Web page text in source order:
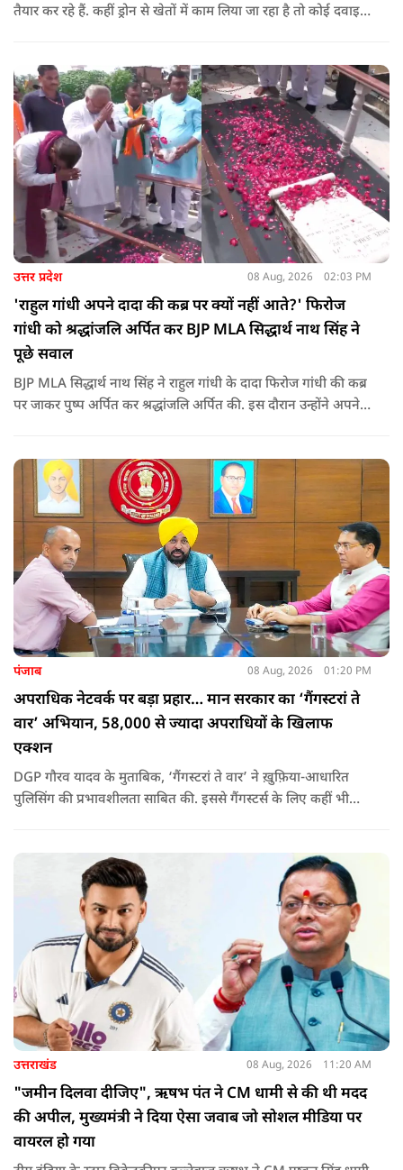
तैयार कर रहे हैं. कहीं ड्रोन से खेतों में काम लिया जा रहा है तो कोई दवाइयां
उत्तर प्रदेश 08 Aug, 2026 02:03 PM
'राहुल गांधी अपने दादा की कब्र पर क्यों नहीं आते?' फिरोज
गांधी को श्रद्धांजलि अर्पित कर BJP MLA सिद्धार्थ नाथ सिंह ने
पूछे सवाल
BJP MLA सिद्धार्थ नाथ सिंह ने राहुल गांधी के दादा फिरोज गांधी की कब्र
पर जाकर पुष्प अर्पित कर श्रद्धांजलि अर्पित की. इस दौरान उन्होंने अपने
कि वह भविष्य में क्या करें.
पंजाब 08 Aug, 2026 01:20 PM
अपराधिक नेटवर्क पर बड़ा प्रहार… मान सरकार का ‘गैंगस्टरां ते
वार’ अभियान, 58,000 से ज्यादा अपराधियों के खिलाफ
एक्शन
DGP गौरव यादव के मुताबिक, ‘गैंगस्टरां ते वार’ ने ख़ुफ़िया-आधारित
पुलिसिंग की प्रभावशीलता साबित की. इससे गैंगस्टर्स के लिए कहीं भी
उत्तराखंड 08 Aug, 2026 11:20 AM
"जमीन दिलवा दीजिए", ऋषभ पंत ने CM धामी से की थी मदद
की अपील, मुख्यमंत्री ने दिया ऐसा जवाब जो सोशल मीडिया पर
वायरल हो गया